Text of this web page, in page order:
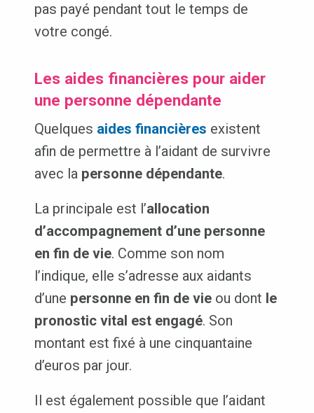
pas payé pendant tout le temps de
votre congé.
Les aides financières pour aider
une personne dépendante
Quelques aides financières existent
afin de permettre à l’aidant de survivre
avec lapersonne dépendante.
La principale est l’allocation
d’accompagnement d’une personne
en fin de vie. Comme son nom
l’indique, elle s’adresse aux aidants
d’une personne en fin de vieou dont le
pronostic vital est engagé. Son
montant est fixé à une cinquantaine
d’euros par jour.
Il est également possible que l’aidant